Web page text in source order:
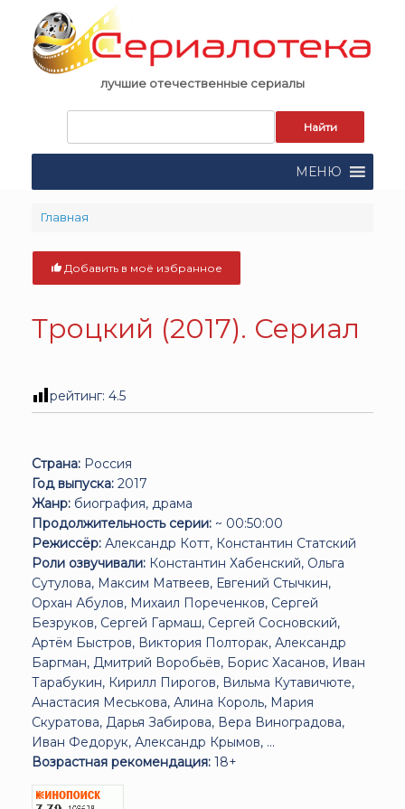
content
лучшие отечественные сериалы
поиска:
МЕНЮ
Главная
Добавить в моё избранное
Троцкий (2017). Сериал
рейтинг: 4.5
Страна: Россия
Год выпуска: 2017
Жанр: биография, драма
Продолжительность серии: ~ 00:50:00
Режиссёр: Александр Котт, Константин Статский
Роли озвучивали: Константин Хабенский, Ольга
Сутулова, Максим Матвеев, Евгений Стычкин,
Орхан Абулов, Михаил Пореченков, Сергей
Безруков, Сергей Гармаш, Сергей Сосновский,
Артём Быстров, Виктория Полторак, Александр
Баргман, Дмитрий Воробьёв, Борис Хасанов, Иван
Тарабукин, Кирилл Пирогов, Вильма Кутавичюте,
Анастасия Меськова, Алина Король, Мария
Скуратова, Дарья Забирова, Вера Виноградова,
Иван Федорук, Александр Крымов, ...
Возрастная рекомендация: 18+